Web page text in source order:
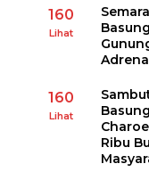
160
Lihat
160
Lihat
Ribu